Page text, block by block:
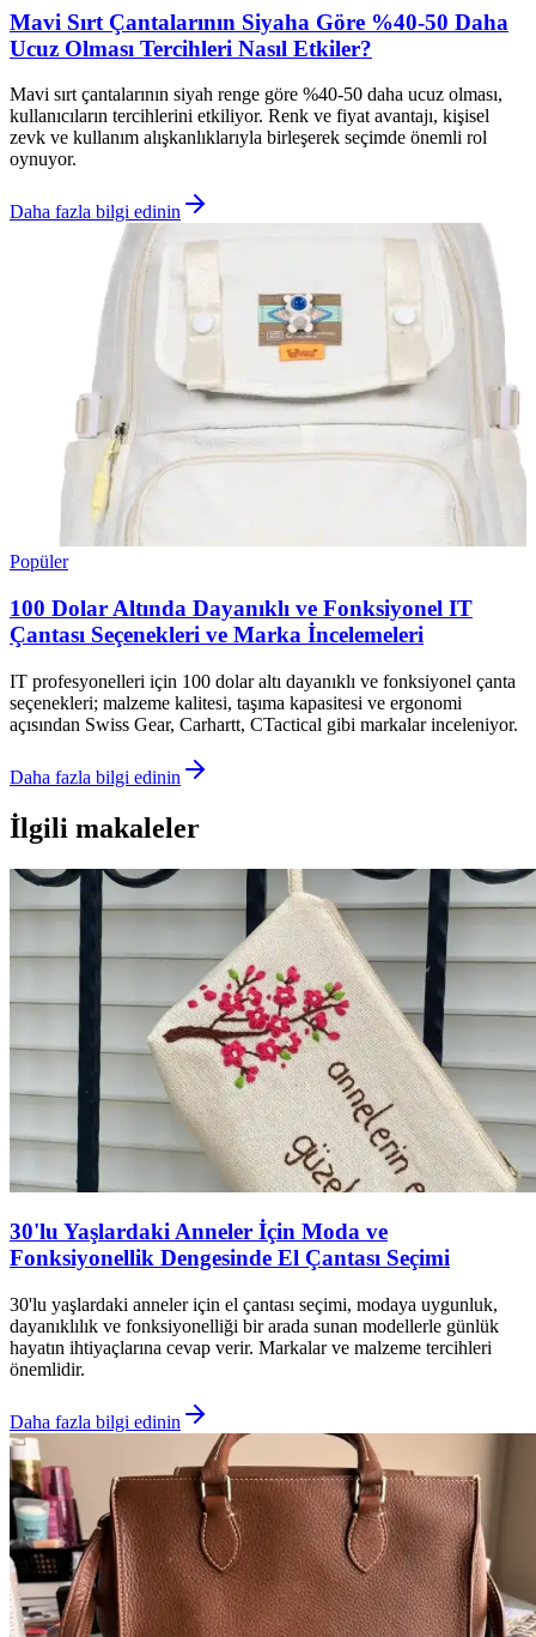
Mavi Sırt Çantalarının Siyaha Göre %40-50 Daha
Ucuz Olması Tercihleri Nasıl Etkiler?
Mavi sırt çantalarının siyah renge göre %40-50 daha ucuz olması,
kullanıcıların tercihlerini etkiliyor. Renk ve fiyat avantajı, kişisel
zevk ve kullanım alışkanlıklarıyla birleşerek seçimde önemli rol
oynuyor.
Daha fazla bilgi edinin
Popüler
100 Dolar Altında Dayanıklı ve Fonksiyonel IT
Çantası Seçenekleri ve Marka İncelemeleri
IT profesyonelleri için 100 dolar altı dayanıklı ve fonksiyonel çanta
seçenekleri; malzeme kalitesi, taşıma kapasitesi ve ergonomi
açısından Swiss Gear, Carhartt, CTactical gibi markalar inceleniyor.
Daha fazla bilgi edinin
İlgili makaleler
30'lu Yaşlardaki Anneler İçin Moda ve
Fonksiyonellik Dengesinde El Çantası Seçimi
30'lu yaşlardaki anneler için el çantası seçimi, modaya uygunluk,
dayanıklılık ve fonksiyonelliği bir arada sunan modellerle günlük
hayatın ihtiyaçlarına cevap verir. Markalar ve malzeme tercihleri
önemlidir.
Daha fazla bilgi edinin